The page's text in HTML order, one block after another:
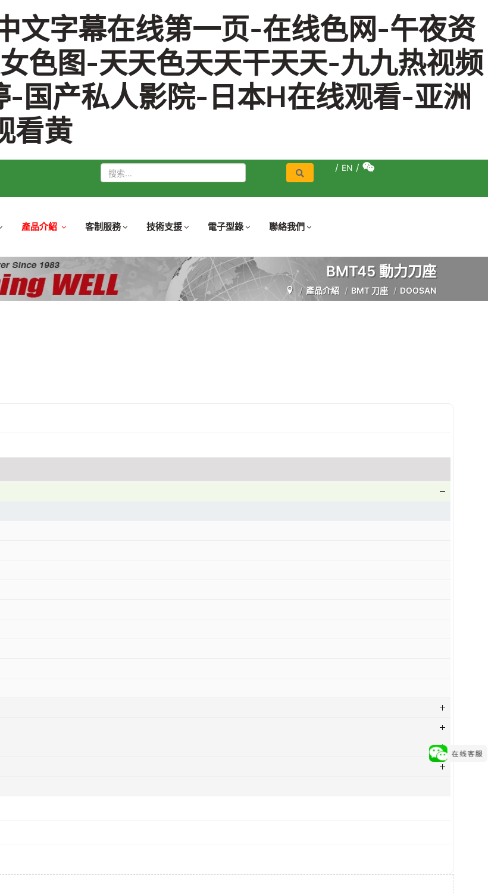
文字幕在线第一页-在线色网-午夜资
色图-天天色天天干天天-九九热视频
国产私人影院-日本H在线观看-亚洲
看黄
站
內
搜
/ EN /
產品介紹 客制服務 技術支援 電子型錄 聯絡我們
BMT45 動力刀座
產品介紹 BMT 刀座 DOOSAN